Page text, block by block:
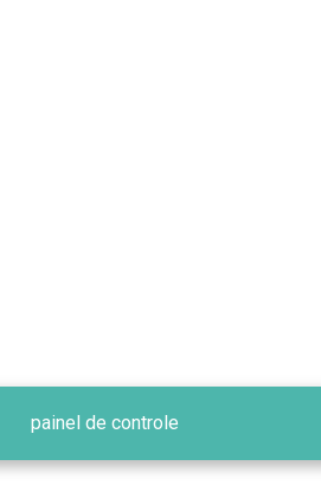
painel de controle